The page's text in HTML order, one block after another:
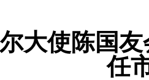
大使陈国
任